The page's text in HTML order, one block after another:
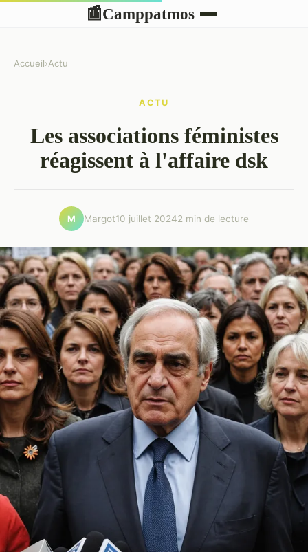
📰Camppatmos
Accueil›Actu
ACTU
Les associations féministes
réagissent à l'affaire dsk
M Margot10 juillet 20242 min de lecture